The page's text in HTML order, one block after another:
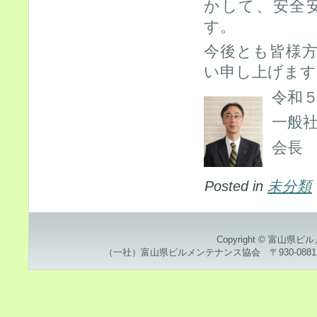
かして、安全
す。
今後とも皆様
い申し上げま
令和
一般
会長
Posted in 未分類
Copyright © 富山県ビ
（一社）富山県ビルメンテナンス協会 〒930-